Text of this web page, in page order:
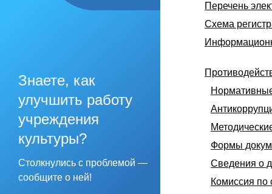
Знаете, как
улучшить работу
учреждения
культуры?
Столкнулись с проблемой —
сообщите о ней!
Перечень
Схема
Формы
Сведения о
Комиссия по